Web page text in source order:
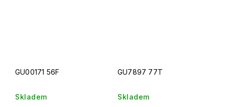
GU00171 56F
Skladem
GU7897 77T
Skladem